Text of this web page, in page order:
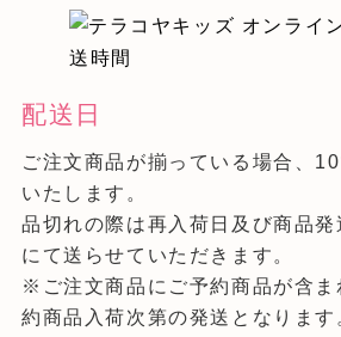
配送日
ご注文商品が揃っている場合、
いたします。
品切れの際は再入荷日及び商品
にて送らせていただきます。
※ご注文商品にご予約商品が含ま
約商品入荷次第の発送となります